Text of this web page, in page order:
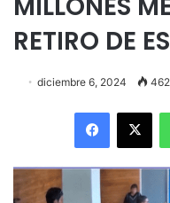
RETIRO DE
diciembre 6, 2024 462
Facebook
X